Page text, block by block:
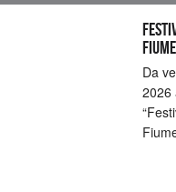
Da
2026